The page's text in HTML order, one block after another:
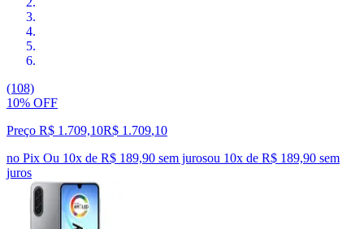
(108)
10% OFF
Preço R$ 1.709,10R$ 1.709,10
no Pix Ou 10x de R$ 189,90 sem jurosou 10x de R$ 189,90 sem
juros